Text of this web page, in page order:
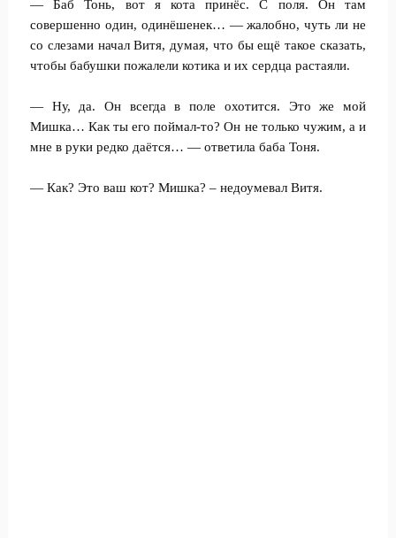
— Баб Тонь, вот я кота принёс. С поля. Он там
совершенно один, одинёшенек… — жалобно, чуть ли не
со слезами начал Витя, думая, что бы ещё такое сказать,
чтобы бабушки пожалели котика и их сердца растаяли.
— Ну, да. Он всегда в поле охотится. Это же мой
Мишка… Как ты его поймал-то? Он не только чужим, а и
мне в руки редко даётся… — ответила баба Тоня.
— Как? Это ваш кот? Мишка? – недоумевал Витя.